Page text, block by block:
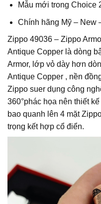
Mẫu mới trong Choice
Chính hãng Mỹ – New
Zippo 49036 – Zippo
Antique Copper là dòng
Armor, lớp vỏ dày hơn
Antique Copper , nền
Zippo suer dụng công
360°phác họa nên thiết
bao quanh lên 4 mặt
trọng kết hợp cổ điển.